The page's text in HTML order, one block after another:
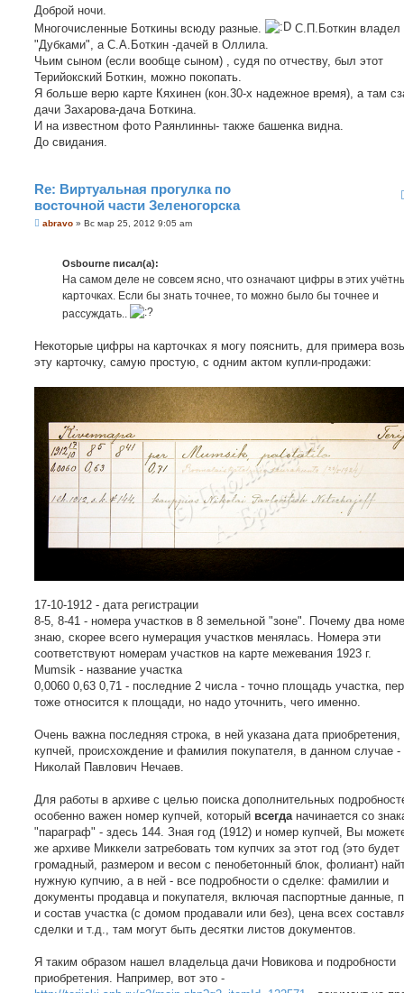
о
б
щ
е
н
и
е
Доброй ночи.
Многочисленные Боткины всюду разные.
С.П.Боткин владел
"Дубками", а С.А.Боткин -дачей в Оллила.
Чьим сыном (если вообще сыном) , судя по отчеству, был этот
Терийокский Боткин, можно покопать.
Я больше верю карте Кяхинен (кон.30-х надежное время), а там
дачи Захарова-дача Боткина.
И на известном фото Раянлинны- также башенка видна.
До свидания.
Re: Виртуальная прогулка по
восточной части Зеленогорска
Сabravo » Вс мар 25, 2012 9:05 am
Osbourne писал(а):
На самом деле не совсем ясно, что означают цифры в этих
карточках. Если бы знать точнее, то можно было бы точнее и
рассуждать..
Некоторые цифры на карточках я могу пояснить, для примера
эту карточку, самую простую, с одним актом купли-продажи:
17-10-1912 - дата регистрации
8-5, 8-41 - номера участков в 8 земельной "зоне". Почему два
знаю, скорее всего нумерация участков менялась. Номера эти
соответствуют номерам участков на карте межевания 1923 г.
Mumsik - название участка
0,0060 0,63 0,71 - последние 2 числа - точно площадь участка,
тоже относится к площади, но надо уточнить, чего именно.
Очень важна последняя строка, в ней указана дата
купчей, происхождение и фамилия покупателя, в данном случае -
Николай Павлович Нечаев.
Для работы в архиве с целью поиска дополнительных
особенно важен номер купчей, который всегда начинается со
"параграф" - здесь 144. Зная год (1912) и номер купчей, Вы
же архиве Миккели затребовать том купчих за этот год (это будет
громадный, размером и весом с пенобетонный блок, фолиант)
нужную купчию, а в ней - все подробности о сделке: фамилии и
документы продавца и покупателя, включая паспортные данные,
и состав участка (с домом продавали или без), цена всех
сделки и т.д., там могут быть десятки листов документов.
Я таким образом нашел владельца дачи Новикова и подробности
приобретения. Например, вот это -